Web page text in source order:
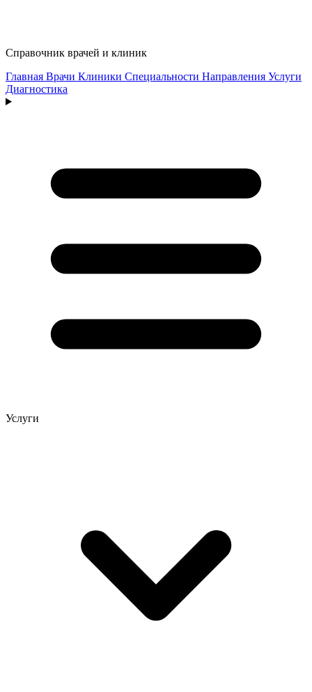
Справочник врачей и клиник
Главная Врачи Клиники Специальности Направления Услуги
Диагностика
Услуги